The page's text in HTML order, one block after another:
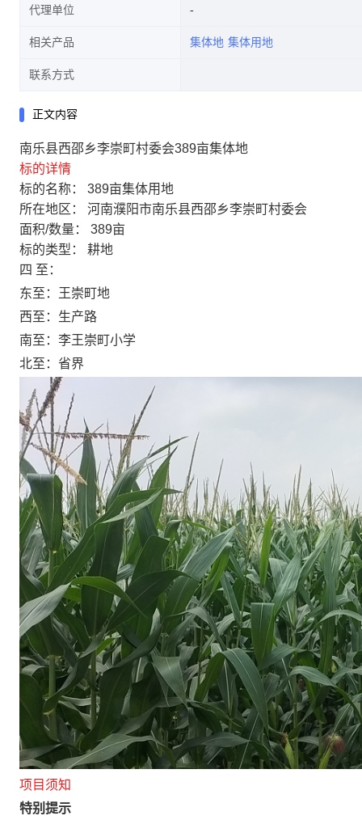
代理单位
相关产品 集体地 集体用地
联系方式
正文内容
南乐县西邵乡李崇町村委会389亩集体地
标的详情
标的名称：
389亩集体用地
所在地区：
河南濮阳市南乐县西邵乡李崇町村委会
面积/数量：
389亩
标的类型：
耕地
四 至：
东至：王崇町地
西至：生产路
南至：李王崇町小学
北至：省界
项目须知
特别提示